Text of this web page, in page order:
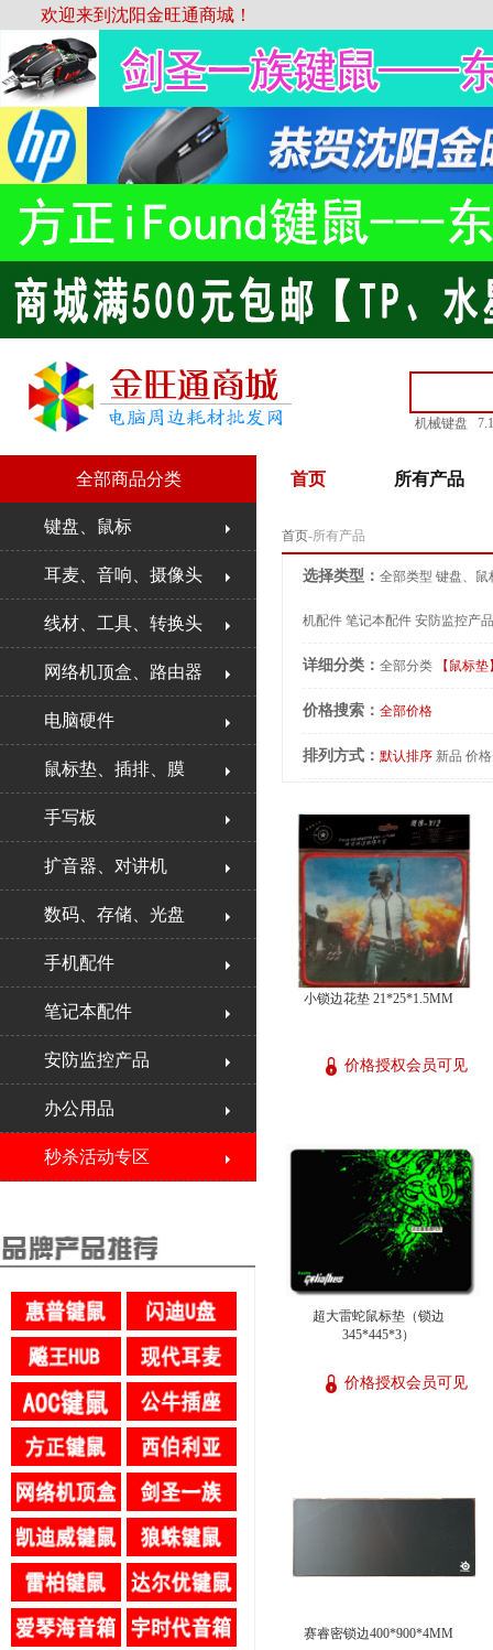
欢迎来到沈阳金旺通商城！
机械键盘
首页 所有产品
全部商品分类
键盘、鼠标
耳麦、音响、摄像头
线材、工具、转换头
网络机顶盒、路由器
电脑硬件
鼠标垫、插排、膜
手写板
扩音器、对讲机
数码、存储、光盘
手机配件
笔记本配件
安防监控产品
办公用品
秒杀活动专区
首页-所有产品
选择类型： 全部类型 键盘、鼠
机配件 笔记本配件 安防监控产品
详细分类： 全部分类 【鼠标垫
价格搜索： 全部价格
排列方式： 默认排序 新品 价
小锁边花垫 21*25*1.5MM
价格授权会员可见
超大雷蛇鼠标垫（锁边
345*445*3）
价格授权会员可见
赛睿密锁边400*900*4MM